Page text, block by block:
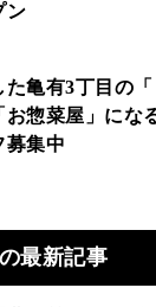
ン
た亀有3丁目の
お惣菜屋」にな
募集中
最新記事